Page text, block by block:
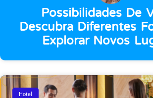
Possibilidades De
Descubra Diferentes
Explorar Novos
Hotel